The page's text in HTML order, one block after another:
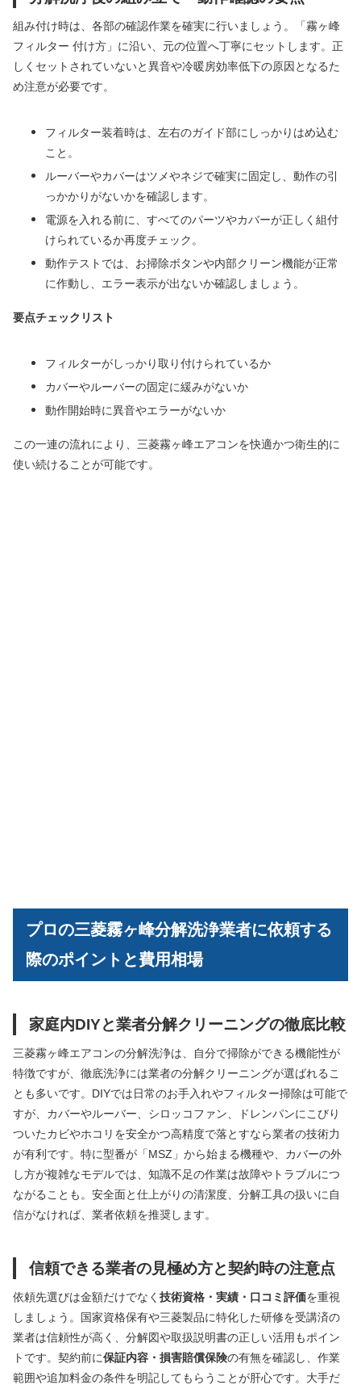
組み付け時は、各部の確認作業を確実に行いましょう。「霧ヶ峰
フィルター 付け方」に沿い、元の位置へ丁寧にセットします。正
しくセットされていないと異音や冷暖房効率低下の原因となるた
め注意が必要です。
フィルター装着時は、左右のガイド部にしっかりはめ込む
こと。
ルーバーやカバーはツメやネジで確実に固定し、動作の引
っかかりがないかを確認します。
電源を入れる前に、すべてのパーツやカバーが正しく組付
けられているか再度チェック。
動作テストでは、お掃除ボタンや内部クリーン機能が正常
に作動し、エラー表示が出ないか確認しましょう。
要点チェックリスト
フィルターがしっかり取り付けられているか
カバーやルーバーの固定に緩みがないか
動作開始時に異音やエラーがないか
この一連の流れにより、三菱霧ヶ峰エアコンを快適かつ衛生的に
使い続けることが可能です。
プロの三菱霧ヶ峰分解洗浄業者に依頼する
際のポイントと費用相場
家庭内DIYと業者分解クリーニングの徹底比較
三菱霧ヶ峰エアコンの分解洗浄は、自分で掃除ができる機能性が
特徴ですが、徹底洗浄には業者の分解クリーニングが選ばれるこ
とも多いです。DIYでは日常のお手入れやフィルター掃除は可能で
すが、カバーやルーバー、シロッコファン、ドレンパンにこびり
ついたカビやホコリを安全かつ高精度で落とすなら業者の技術力
が有利です。特に型番が「MSZ」から始まる機種や、カバーの外
し方が複雑なモデルでは、知識不足の作業は故障やトラブルにつ
ながることも。安全面と仕上がりの清潔度、分解工具の扱いに自
信がなければ、業者依頼を推奨します。
信頼できる業者の見極め方と契約時の注意点
依頼先選びは金額だけでなく 技術資格・実績・口コミ評価を重視
しましょう。国家資格保有や三菱製品に特化した研修を受講済の
業者は信頼性が高く、分解図や取扱説明書の正しい活用もポイン
トです。契約前に保証内容・損害賠償保険の有無を確認し、作業
範囲や追加料金の条件を明記してもらうことが肝心です。大手だ